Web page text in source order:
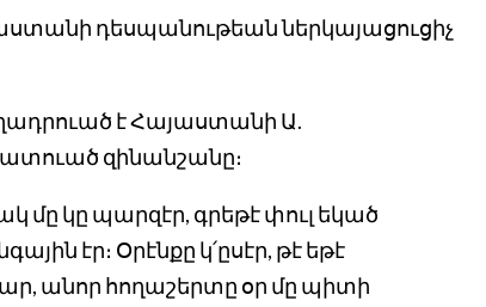
դեսպանութեան ներկայացուցիչ
է Հայաստանի Ա.
զինանշանը։
մը կը պարզէր, գրեթէ փուլ եկած
էր։ Օրէնքը կ՛ըսէր, թէ եթէ
անոր հողաշերտը օր մը պիտի